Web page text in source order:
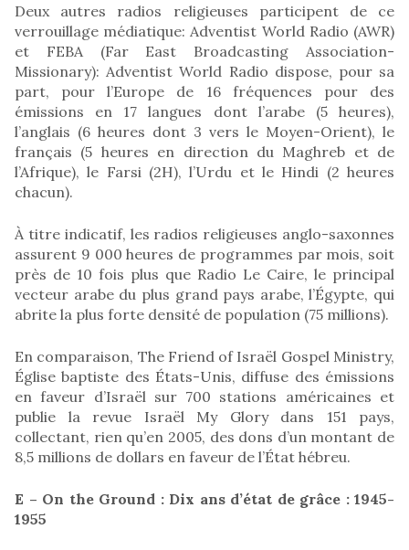
Deux autres radios religieuses participent de ce
verrouillage médiatique: Adventist World Radio (AWR)
et FEBA (Far East Broadcasting Association-
Missionary): Adventist World Radio dispose, pour sa
part, pour l’Europe de 16 fréquences pour des
émissions en 17 langues dont l’arabe (5 heures),
l’anglais (6 heures dont 3 vers le Moyen-Orient), le
français (5 heures en direction du Maghreb et de
l’Afrique), le Farsi (2H), l’Urdu et le Hindi (2 heures
chacun).
À titre indicatif, les radios religieuses anglo-saxonnes
assurent 9 000 heures de programmes par mois, soit
près de 10 fois plus que Radio Le Caire, le principal
vecteur arabe du plus grand pays arabe, l’Égypte, qui
abrite la plus forte densité de population (75 millions).
En comparaison, The Friend of Israël Gospel Ministry,
Église baptiste des États-Unis, diffuse des émissions
en faveur d’Israël sur 700 stations américaines et
publie la revue Israël My Glory dans 151 pays,
collectant, rien qu’en 2005, des dons d’un montant de
8,5 millions de dollars en faveur de l’État hébreu.
E – On the Ground : Dix ans d’état de grâce : 1945-
1955